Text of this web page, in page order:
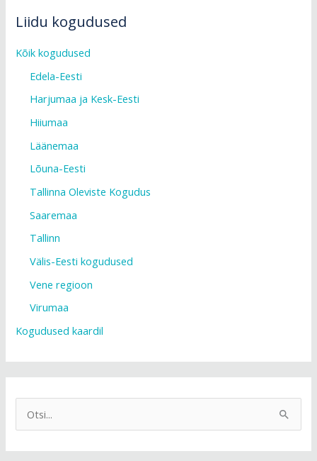
Liidu kogudused
Kõik kogudused
Edela-Eesti
Harjumaa ja Kesk-Eesti
Hiiumaa
Läänemaa
Lõuna-Eesti
Tallinna Oleviste Kogudus
Saaremaa
Tallinn
Välis-Eesti kogudused
Vene regioon
Virumaa
Kogudused kaardil